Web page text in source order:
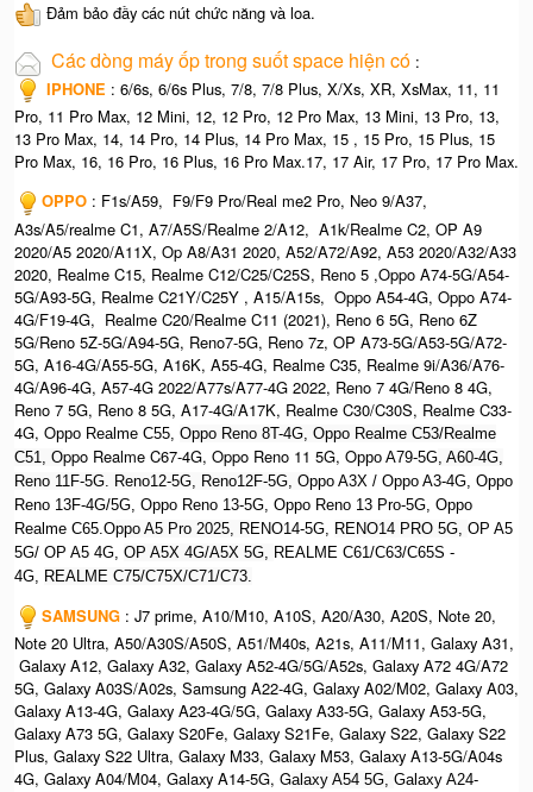
Đảm bảo đầy các nút chức năng và loa.
Các dòng máy ốp trong suốt space hiện có :
IPHONE : 6/6s, 6/6s Plus, 7/8, 7/8 Plus, X/Xs, XR, XsMax, 11, 11
Pro, 11 Pro Max, 12 Mini, 12, 12 Pro, 12 Pro Max, 13 Mini, 13 Pro, 13,
13 Pro Max, 14, 14 Pro, 14 Plus, 14 Pro Max, 15 , 15 Pro, 15 Plus, 15
Pro Max, 16, 16 Pro, 16 Plus, 16 Pro Max.17, 17 Air, 17 Pro, 17 Pro Max.
OPPO : F1s/A59, F9/F9 Pro/Real me2 Pro, Neo 9/A37,
A3s/A5/realme C1, A7/A5S/Realme 2/A12, A1k/Realme C2, OP A9
2020/A5 2020/A11X, Op A8/A31 2020, A52/A72/A92, A53 2020/A32/A33
2020, Realme C15, Realme C12/C25/C25S, Reno 5 ,Oppo A74-5G/A54-
5G/A93-5G, Realme C21Y/C25Y , A15/A15s, Oppo A54-4G, Oppo A74-
4G/F19-4G, Realme C20/Realme C11 (2021), Reno 6 5G, Reno 6Z
5G/Reno 5Z-5G/A94-5G, Reno7-5G, Reno 7z, OP A73-5G/A53-5G/A72-
5G, A16-4G/A55-5G, A16K, A55-4G, Realme C35, Realme 9i/A36/A76-
4G/A96-4G, A57-4G 2022/A77s/A77-4G 2022, Reno 7 4G/Reno 8 4G,
Reno 7 5G, Reno 8 5G, A17-4G/A17K, Realme C30/C30S, Realme C33-
4G, Oppo Realme C55, Oppo Reno 8T-4G, Oppo Realme C53/Realme
C51, Oppo Realme C67-4G, Oppo Reno 11 5G, Oppo A79-5G, A60-4G,
Reno 11F-5G. Reno12-5G, Reno12F-5G, Oppo A3X / Oppo A3-4G, Oppo
Reno 13F-4G/5G, Oppo Reno 13-5G, Oppo Reno 13 Pro-5G, Oppo
Realme C65.Oppo A5 Pro 2025, RENO14-5G, RENO14 PRO 5G, OP A5
5G/ OP A5 4G, OP A5X 4G/A5X 5G, REALME C61/C63/C65S -
4G, REALME C75/C75X/C71/C73.
SAMSUNG : J7 prime, A10/M10, A10S, A20/A30, A20S, Note 20,
Note 20 Ultra, A50/A30S/A50S, A51/M40s, A21s, A11/M11, Galaxy A31,
Galaxy A12, Galaxy A32, Galaxy A52-4G/5G/A52s, Galaxy A72 4G/A72
5G, Galaxy A03S/A02s, Samsung A22-4G, Galaxy A02/M02, Galaxy A03,
Galaxy A13-4G, Galaxy A23-4G/5G, Galaxy A33-5G, Galaxy A53-5G,
Galaxy A73 5G, Galaxy S20Fe, Galaxy S21Fe, Galaxy S22, Galaxy S22
Plus, Galaxy S22 Ultra, Galaxy M33, Galaxy M53, Galaxy A13-5G/A04s
4G, Galaxy A04/M04, Galaxy A14-5G, Galaxy A54 5G, Galaxy A24-